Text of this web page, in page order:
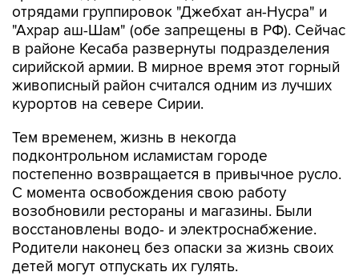
отрядами группировок "Джебхат ан-Нусра" и
"Ахрар аш-Шам" (обе запрещены в РФ). Сейчас
в районе Кесаба развернуты подразделения
сирийской армии. В мирное время этот горный
живописный район считался одним из лучших
курортов на севере Сирии.
Тем временем, жизнь в некогда
подконтрольном исламистам городе
постепенно возвращается в привычное русло.
С момента освобождения свою работу
возобновили рестораны и магазины. Были
восстановлены водо- и электроснабжение.
Родители наконец без опаски за жизнь своих
детей могут отпускать их гулять.